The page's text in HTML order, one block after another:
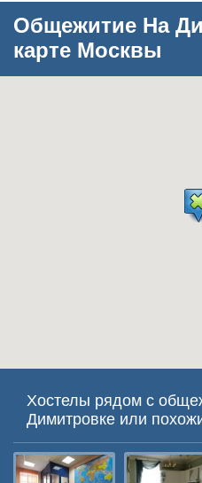
Общежитие На
карте Москвы
Хостелы рядом с
Димитровке или